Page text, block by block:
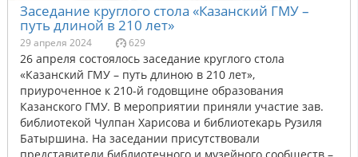
Заседание круглого стола «Казанский ГМУ –
путь длиной в 210 лет»
29 апреля 2024 629
26 апреля состоялось заседание круглого стола
«Казанский ГМУ – путь длиною в 210 лет»,
приуроченное к 210-й годовщине образования
Казанского ГМУ. В мероприятии приняли участие зав.
библиотекой Чулпан Харисова и библиотекарь Рузиля
Батыршина. На заседании присутствовали